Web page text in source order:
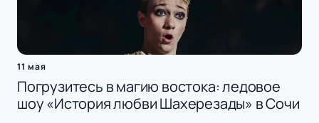
11 мая
Погрузитесь в магию востока: ледовое
шоу «История любви Шахерезады» в Сочи